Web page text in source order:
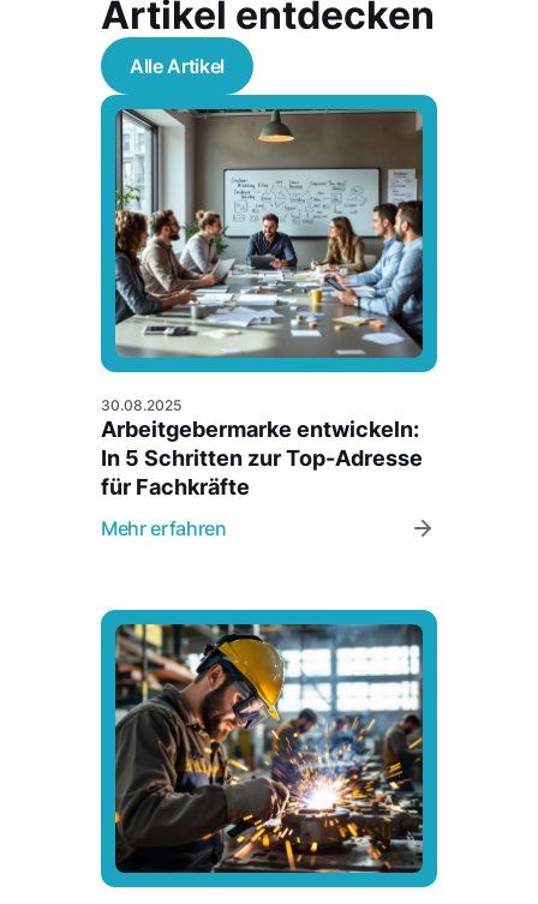
Artikel entdecken
Alle Artikel
30.08.2025
Arbeitgebermarke entwickeln:
In 5 Schritten zur Top-Adresse
für Fachkräfte
Mehr erfahren